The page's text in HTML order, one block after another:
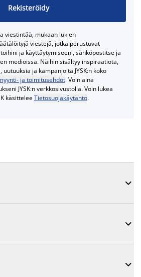
Rekisteröidy
viestintää, mukaan lukien
viestejä, jotka perustuvat
ja käyttäytymiseeni, sähköpostitse ja
medioissa. Näihin sisältyy inspiraatiota,
ja kampanjoita JYSK:n koko
ja toimitusehdot. Voin aina
JYSK:n verkkosivustolla. Voin lukea
käsitteleeTietosuojakäytäntö.


